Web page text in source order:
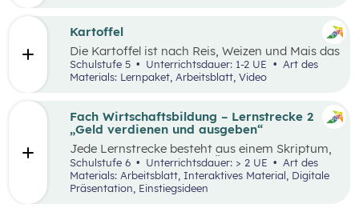
visuellem Input soll den Schüler:innen
hinterfragen, zu dekonstruieren und zu
rekonstruieren.
Kartoffel
Die Kartoffel ist nach Reis, Weizen und Mais das
viertwichtigste Grundnahrungsmittel der
Menschheit. Weltweit gibt es rund 5.000
anpassen. Die Unterrichtsmaterialien
behandeln einerseits gesellschaftliche sowie
naturräumliche Bedingungen der
landwirtschaftlichen Produktion. Wesentliche
Charakteristika der räumlichen Umwelt werden
am Fallbeispiel Kartoffel erhoben und
beschrieben.
Schulstufe 5 Unterrichtsdauer: 1-2 UE
Art des
Materials: Lernpaket, Arbeitsblatt, Video
Fach Wirtschaftsbildung – Lernstrecke 2
„Geld verdienen und ausgeben“
Jede Lernstrecke besteht aus einem Skriptum,
welches dazu dient einen Überblick über die
jeweilige Lernstrecke zu erhalten. Mit
dem eigenen Unterrichtsgegenstand
Wirtschaftsbildung erwerben Schüler:innen das
Schulstufe 6 Unterrichtsdauer: > 2 UE
Materials: Arbeitsblatt, Interaktives Material, Digitale
Präsentation, Einstiegsideen